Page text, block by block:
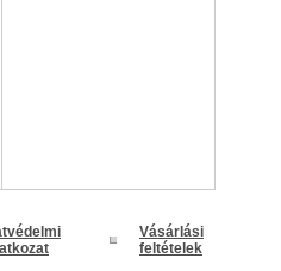
Vásárlási
feltételek